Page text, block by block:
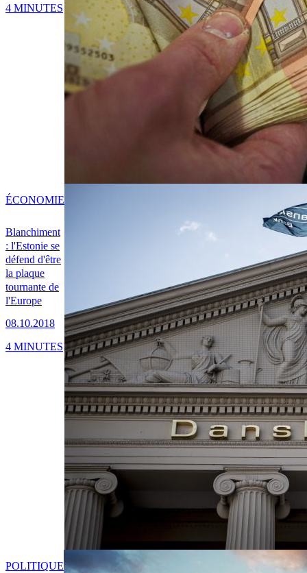
4 MINUTES
Blanchiment
: l'Estonie se
défend d'être
la plaque
tournante de
l'Europe
08.10.2018
ÉCONOMIE
4 MINUTES
POLITIQUE